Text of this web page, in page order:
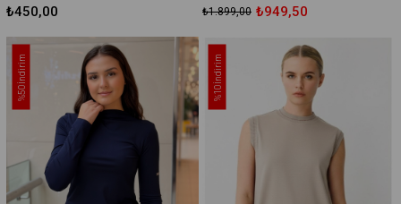
₺450,00 ₺949,50
₺1.899,00
%50
İndirim
%10
İndirim